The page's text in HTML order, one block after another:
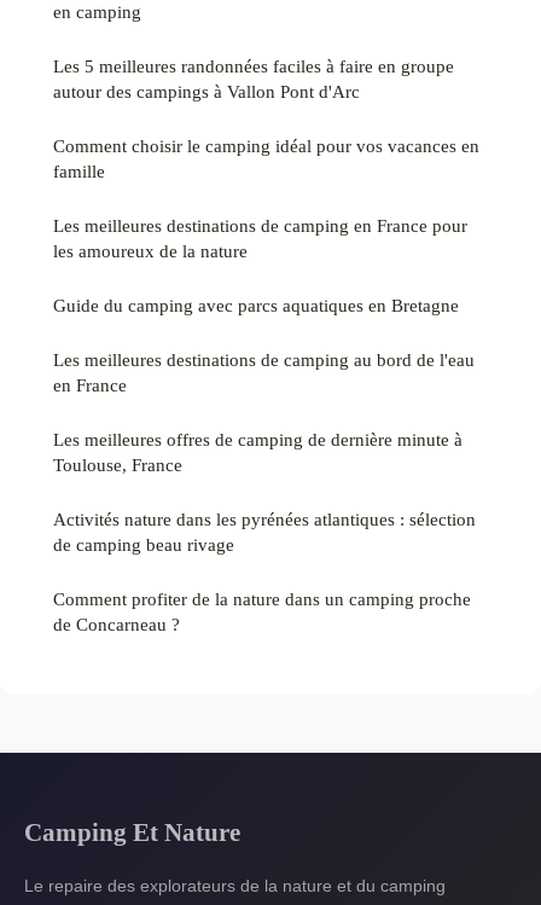
en camping
Les 5 meilleures randonnées faciles à faire en groupe
autour des campings à Vallon Pont d'Arc
Comment choisir le camping idéal pour vos vacances en
famille
Les meilleures destinations de camping en France pour
les amoureux de la nature
Guide du camping avec parcs aquatiques en Bretagne
Les meilleures destinations de camping au bord de l'eau
en France
Les meilleures offres de camping de dernière minute à
Toulouse, France
Activités nature dans les pyrénées atlantiques : sélection
de camping beau rivage
Comment profiter de la nature dans un camping proche
de Concarneau ?
Camping Et Nature
Le repaire des explorateurs de la nature et du camping